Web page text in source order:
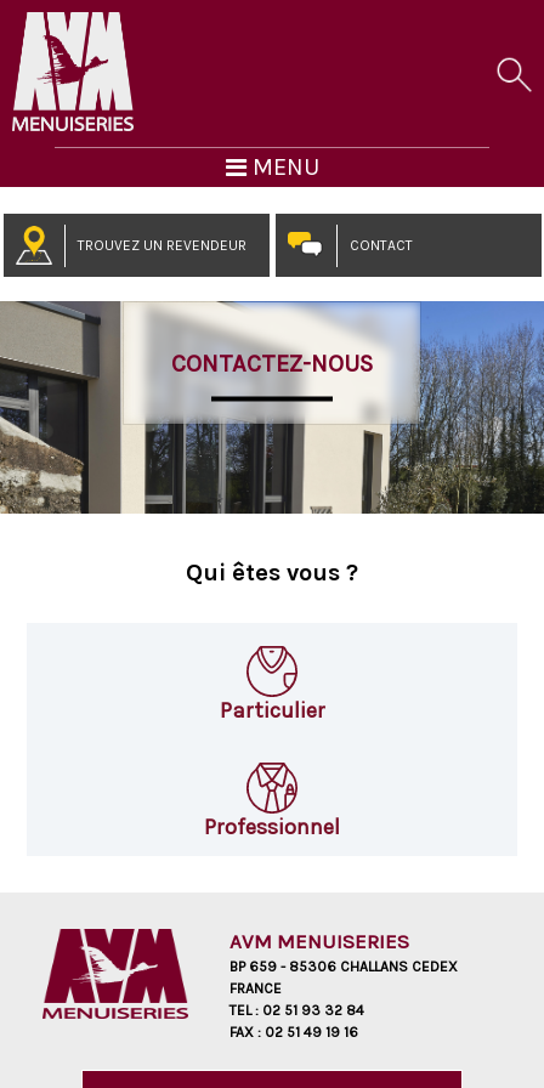
MENU
TROUVEZ UN REVENDEUR CONTACT
CONTACTEZ-NOUS
Qui êtes vous ?
Particulier
Professionnel
AVM MENUISERIES
BP 659 - 85306 CHALLANS CEDEX
FRANCE
TEL : 02 51 93 32 84
FAX : 02 51 49 19 16